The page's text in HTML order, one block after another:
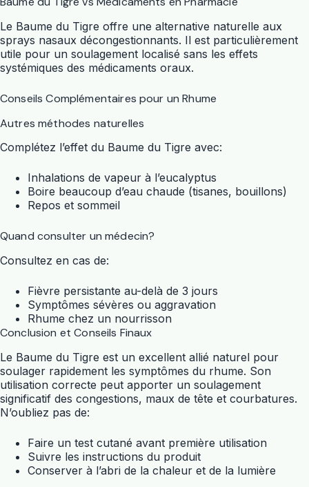
Le Baume du Tigre offre une alternative naturelle aux
sprays nasaux décongestionnants. Il est particulièrement
utile pour un soulagement localisé sans les effets
systémiques des médicaments oraux.
Conseils Complémentaires pour un Rhume
Autres méthodes naturelles
Complétez l’effet du Baume du Tigre avec:
Inhalations de vapeur à l’eucalyptus
Boire beaucoup d’eau chaude (tisanes, bouillons)
Repos et sommeil
Quand consulter un médecin?
Consultez en cas de:
Fièvre persistante au-delà de 3 jours
Symptômes sévères ou aggravation
Rhume chez un nourrisson
Conclusion et Conseils Finaux
Le Baume du Tigre est un excellent allié naturel pour
soulager rapidement les symptômes du rhume. Son
utilisation correcte peut apporter un soulagement
significatif des congestions, maux de tête et courbatures.
N’oubliez pas de:
Faire un test cutané avant première utilisation
Suivre les instructions du produit
Conserver à l’abri de la chaleur et de la lumière